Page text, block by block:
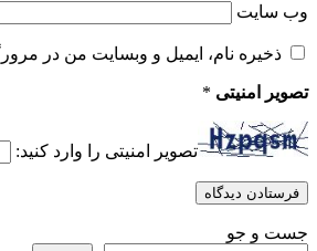
وب‌ سایت
ذخیره نام، ایمیل و وبسایت من در
تصویر امنیتی *
تصویر امنیتی را وارد کنید:
جست و جو